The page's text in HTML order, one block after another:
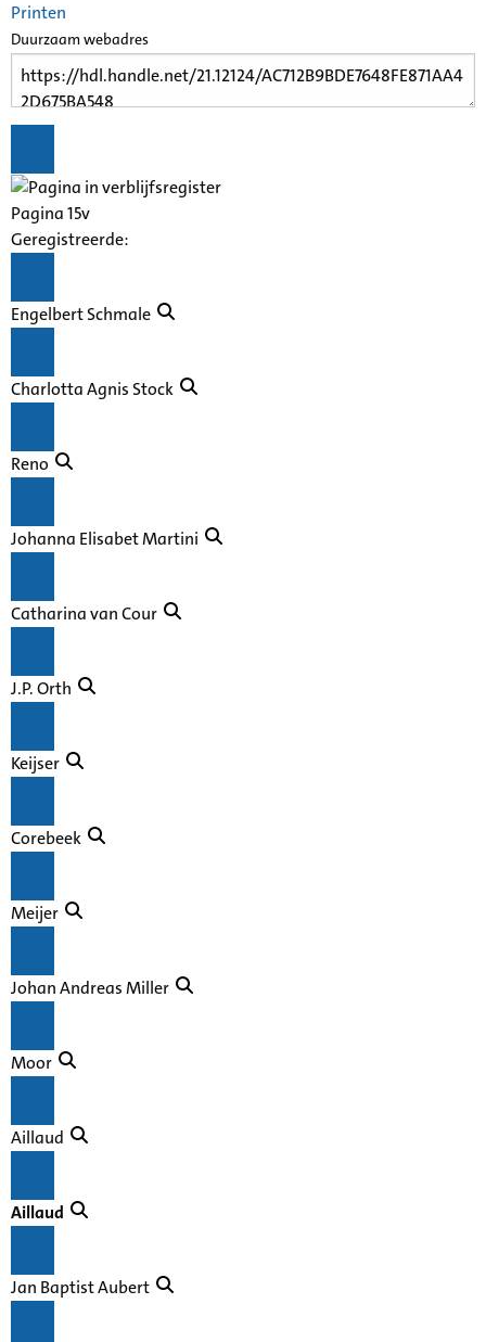
Printen
Duurzaam webadres
Pagina 15v
Geregistreerde:
Engelbert Schmale
Charlotta Agnis Stock
Reno
Johanna Elisabet Martini
Catharina van Cour
J.P. Orth
Keijser
Corebeek
Meijer
Johan Andreas Miller
Moor
Aillaud
Aillaud
Jan Baptist Aubert